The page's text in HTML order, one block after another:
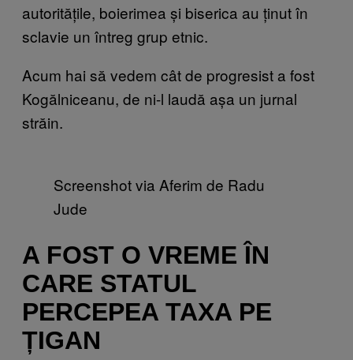
autoritățile, boierimea și biserica au ținut în
sclavie un întreg grup etnic.
Acum hai să vedem cât de progresist a fost
Kogălniceanu, de ni-l laudă așa un jurnal
străin.
Screenshot via Aferim de Radu
Jude
A FOST O VREME ÎN
CARE STATUL
PERCEPEA TAXA PE
ȚIGAN